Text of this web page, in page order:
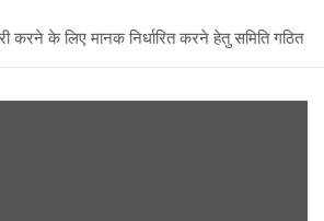
करने के लिए मानक निर्धारित करने हेतु समिति गठित